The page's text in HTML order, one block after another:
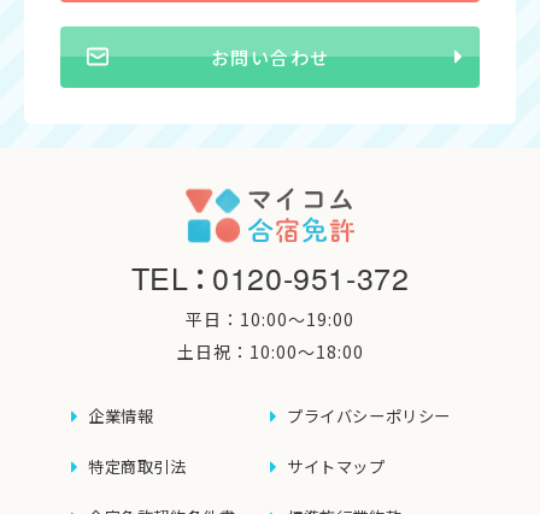
お問い合わせ
TEL：0120-951-372
平日：10:00〜19:00
土日祝：10:00〜18:00
企業情報 プライバシーポリシー
特定商取引法 サイトマップ